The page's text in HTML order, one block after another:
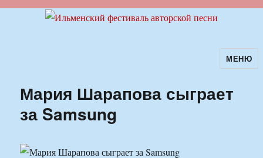
Ильменский фестиваль авторскойМЕНЮ
Мария Шарапова сыграет
за Samsung